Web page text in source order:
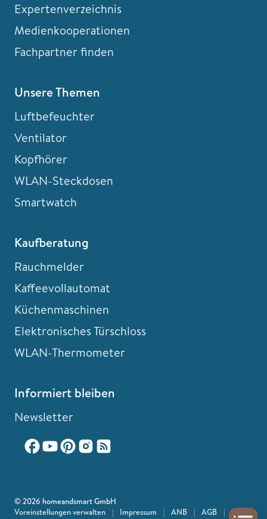
Expertenverzeichnis
Medienkooperationen
Fachpartner finden
Unsere Themen
Luftbefeuchter
Ventilator
Kopfhörer
WLAN-Steckdosen
Smartwatch
Kaufberatung
Rauchmelder
Kaffeevollautomat
Küchenmaschinen
Elektronisches Türschloss
WLAN-Thermometer
Informiert bleiben
Newsletter
© 2026 homeandsmart GmbH
Voreinstellungen verwalten
| Impressum | ANB | AGB
|